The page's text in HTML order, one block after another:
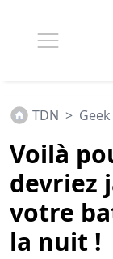
TDN > Geek
Voilà
devriez
votre
la nuit !